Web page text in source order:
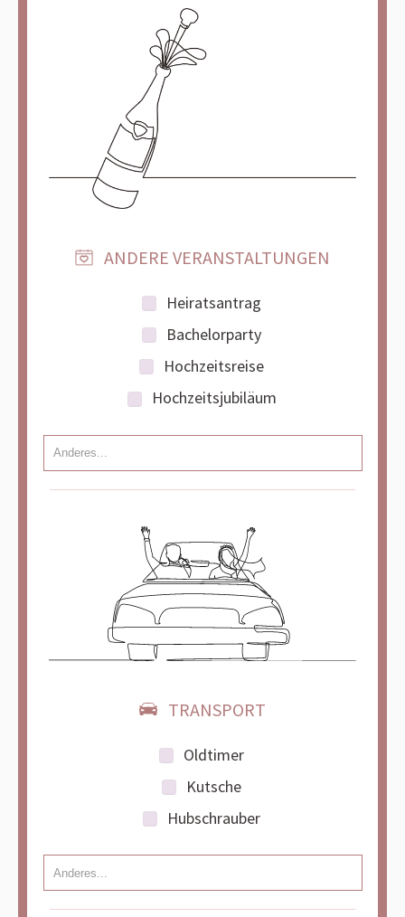
ANDERE VERANSTALTUNGEN
Heiratsantrag
Bachelorparty
Hochzeitsreise
Hochzeitsjubiläum
TRANSPORT
Oldtimer
Kutsche
Hubschrauber